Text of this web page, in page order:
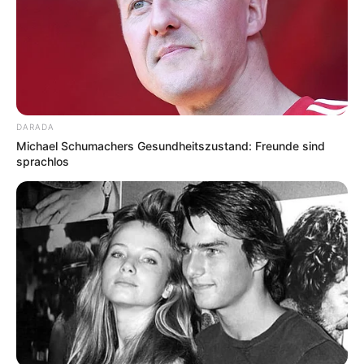
DARADA
Michael Schumachers Gesundheitszustand: Freunde sind
sprachlos